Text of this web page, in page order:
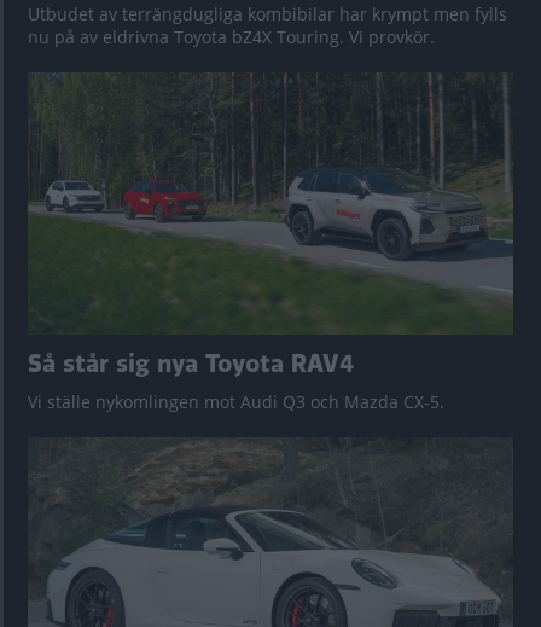
Utbudet av terrängdugliga kombibilar har krympt men fylls
nu på av eldrivna Toyota bZ4X Touring. Vi provkör.
Så står sig nya Toyota RAV4
Vi ställe nykomlingen mot Audi Q3 och Mazda CX-5.